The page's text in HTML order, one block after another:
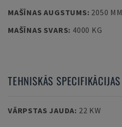
MAŠĪNAS AUGSTUMS: 2050 MM
MAŠĪNAS SVARS: 4000 KG
TEHNISKĀS SPECIFIKĀCIJAS
VĀRPSTAS JAUDA: 22 KW